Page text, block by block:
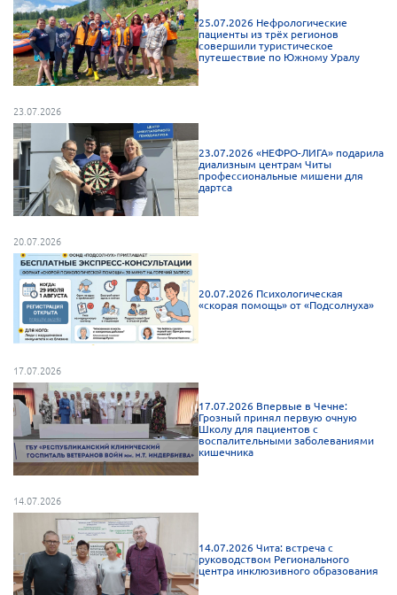
Новгородская область
Новосибирская область
Омская область
Пензенская область
Республика Башкортостан
Республика Бурятия
Республика Карелия
Республика Калмыкия
Республика Хакасия
Ростовская область
г. Санкт-Петербург
г. Севастополь
Самарская область СОРС
Самарская область ПРИЗМА
Самарская область СГОРС
Свердловская область
Ставропольский край
Сахалинская область
Томская область
25.07.2026 Нефрологические
пациенты из трёх регионов
совершили туристическое
путешествие по Южному Уралу
23.07.2026
23.07.2026 «НЕФРО-ЛИГА» подарила
диализным центрам Читы
профессиональные мишени для
дартса
20.07.2026
20.07.2026 Психологическая
«скорая помощь» от «Подсолнуха»
17.07.2026
17.07.2026 Впервые в Чечне:
Грозный принял первую очную
Школу для пациентов с
воспалительными заболеваниями
кишечника
14.07.2026
14.07.2026 Чита: встреча с
руководством Регионального
центра инклюзивного образования